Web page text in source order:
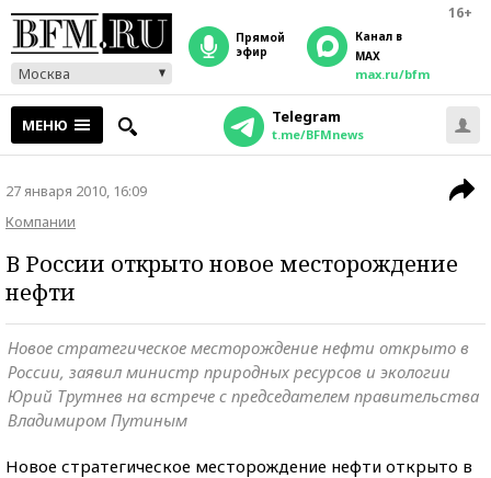
16+
Москва
прямой
эфир
Канал в
MAX
max.ru/bfm
МЕНЮ Telegram
t.me/BFMnews
27 января 2010, 16:09
Компании
В России открыто новое месторождение
нефти
Новое стратегическое месторождение нефти открыто в
России, заявил министр природных ресурсов и экологии
Юрий Трутнев на встрече с председателем правительства
Владимиром Путиным
Новое стратегическое месторождение нефти открыто в